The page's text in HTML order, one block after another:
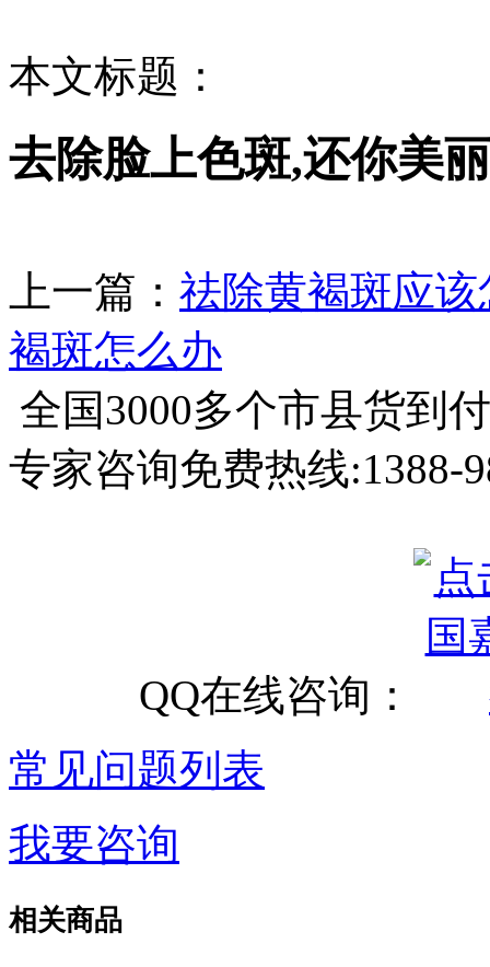
本文标题：
去除脸上色斑,还你美
上一篇： 祛除黄褐斑应该
褐斑怎么办
全国3000多个市县货到
专家咨询免费热线:1388-
QQ在线咨询：
常见问题列表
我要咨询
相关商品